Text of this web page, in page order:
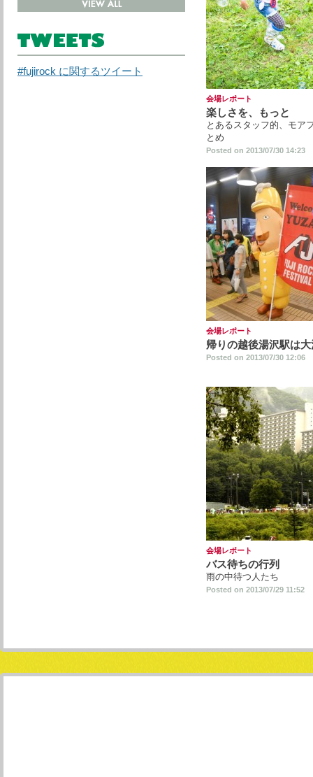
Cartier Replica
Cartier Replica
会場レポート
楽しさを、もっと
とあるスタッフ的、モア
とめ
Posted on 2013/07/30 14:23
会場レポート
帰りの越後湯沢駅は
Posted on 2013/07/30 12:06
会場レポート
バス待ちの行列
雨の中待つ人たち
Posted on 2013/07/29 11:52
#fujirock に関するツイート